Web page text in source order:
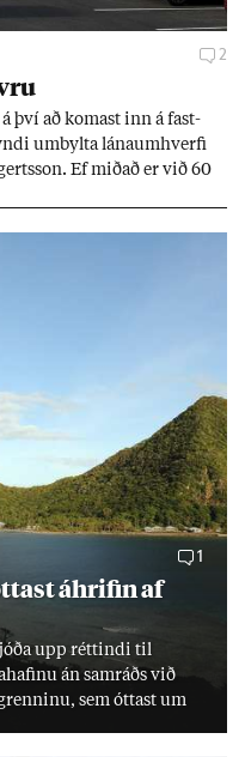
2
því að kom­ast inn á fast­
um­bylta lánaum­hverfi
Ef mið­að er við 60
1
áhrif­in af
upp rétt­indi til
án sam­ráðs við
sem ótt­ast um